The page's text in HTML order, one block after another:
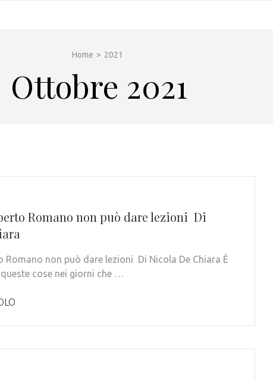
Home > 2021
Ottobre 2021
Romano non può dare lezioni Di
Romano non può dare lezioni Di Nicola De Chiara È
cose nei giorni che …